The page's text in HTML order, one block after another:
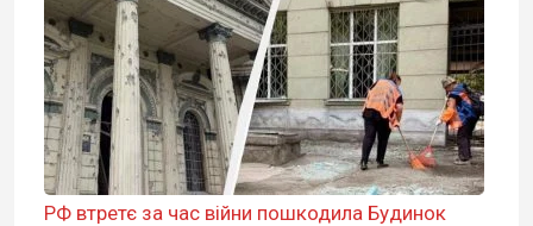
РФ втретє за час війни пошкодила Будинок